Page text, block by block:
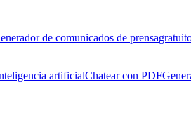
de comunicados de prensa
artificialChatear con PDF